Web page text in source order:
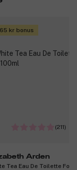
kr bonus
(211)
Arden
Tea Eau De Toilette For